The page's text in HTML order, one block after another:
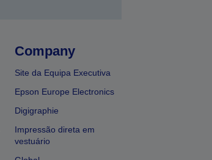
Company
Site da Equipa Executiva
Epson Europe Electronics
Digigraphie
Impressão direta em
vestuário